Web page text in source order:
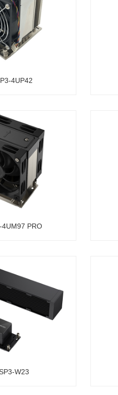
4UP42
4UM97 PRO
W23